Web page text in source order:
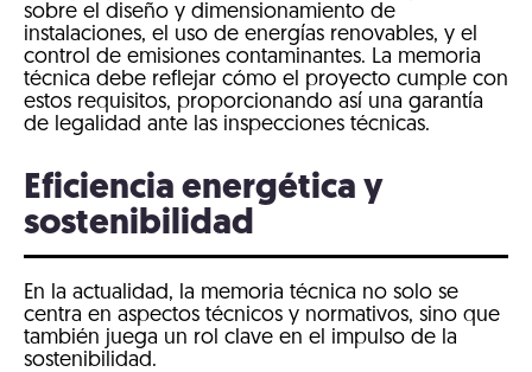
sobre el diseño y dimensionamiento de
instalaciones, el uso de energías renovables, y el
control de emisiones contaminantes. La memoria
técnica debe reflejar cómo el proyecto cumple con
estos requisitos, proporcionando así una garantía
de legalidad ante las inspecciones técnicas.
Eficiencia energética y
sostenibilidad
En la actualidad, la memoria técnica no solo se
centra en aspectos técnicos y normativos, sino que
también juega un rol clave en el impulso de la
sostenibilidad.